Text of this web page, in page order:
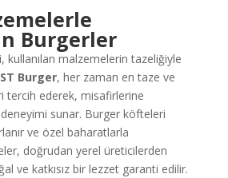
Burgerler
kullanılan malzemelerin tazeliğiyle
Burger, her zaman en taze ve
tercih ederek, misafirlerine
sunar. Burger köfteleri
ve özel baharatlarla
doğrudan yerel üreticilerden
ve katkısız bir lezzet garanti edilir.